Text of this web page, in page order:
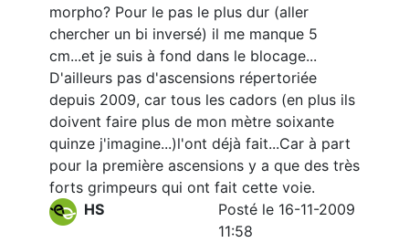
morpho? Pour le pas le plus dur (aller
chercher un bi inversé) il me manque 5
cm...et je suis à fond dans le blocage...
D'ailleurs pas d'ascensions répertoriée
depuis 2009, car tous les cadors (en plus ils
doivent faire plus de mon mètre soixante
quinze j'imagine...)l'ont déjà fait...Car à part
pour la première ascensions y a que des très
forts grimpeurs qui ont fait cette voie.
HS
Posté le 16-11-2009
11:58